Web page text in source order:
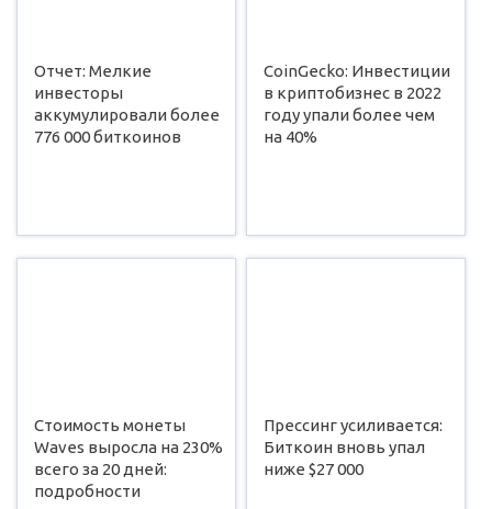
Отчет: Мелкие
инвесторы
аккумулировали более
776 000 биткоинов
CoinGecko: Инвестиции
в криптобизнес в 2022
году упали более чем
на 40%
Стоимость монеты
Waves выросла на 230%
всего за 20 дней:
подробности
Прессинг усиливается:
Биткоин вновь упал
ниже $27 000